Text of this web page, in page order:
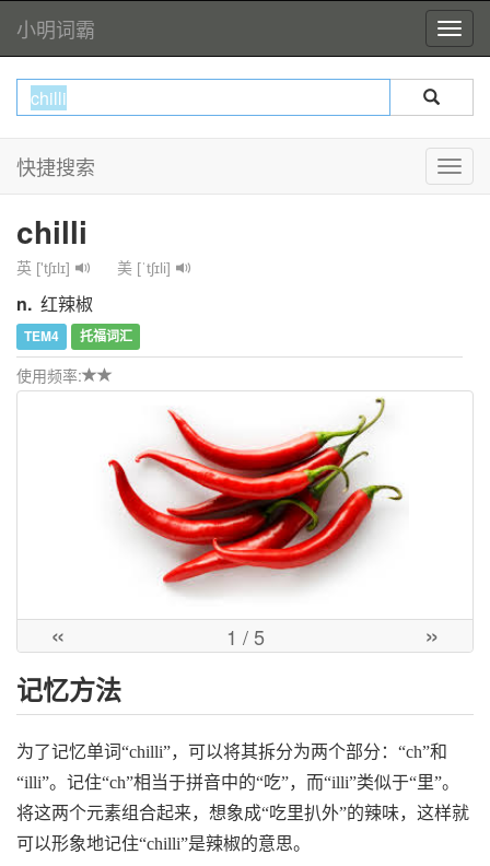
小明词霸
快捷搜索
chilli
英 ['tʃɪlɪ] 美 [ˈtʃɪli]
n. 红辣椒
TEM4 托福词汇
使用频率:
« 1 / 5 »
记忆方法
为了记忆单词“chilli”，可以将其拆分为两个部分：“ch”和
“illi”。记住“ch”相当于拼音中的“吃”，而“illi”类似于“里”。
将这两个元素组合起来，想象成“吃里扒外”的辣味，这样就
可以形象地记住“chilli”是辣椒的意思。